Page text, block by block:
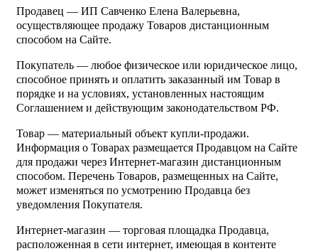
Продавец — ИП Савченко Елена Валерьевна,
осуществляющее продажу Товаров дистанционным
способом на Сайте.
Покупатель — любое физическое или юридическое лицо,
способное принять и оплатить заказанный им Товар в
порядке и на условиях, установленных настоящим
Соглашением и действующим законодательством РФ.
Товар — материальный объект купли-продажи.
Информация о Товарах размещается Продавцом на Сайте
для продажи через Интернет-магазин дистанционным
способом. Перечень Товаров, размещенных на Сайте,
может изменяться по усмотрению Продавца без
уведомления Покупателя.
Интернет-магазин — торговая площадка Продавца,
расположенная в сети интернет, имеющая в контенте